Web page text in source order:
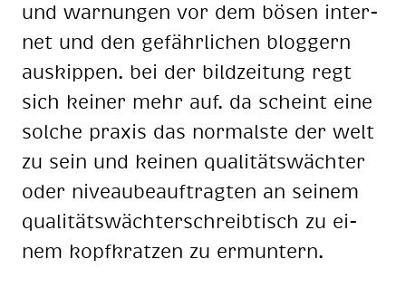
und war­nun­gen vor dem bö­sen in­ter­
net und den ge­fähr­li­chen blog­gern
aus­kip­pen. bei der bild­zei­tung regt
sich kei­ner mehr auf. da scheint eine
sol­che pra­xis das nor­mals­te der welt
zu sein und kei­nen qua­li­täts­wäch­ter
oder ni­veau­be­auf­trag­ten an sei­nem
qua­li­täts­wäch­ter­schreib­tisch zu ei­
nem kopf­krat­zen zu er­mun­tern.